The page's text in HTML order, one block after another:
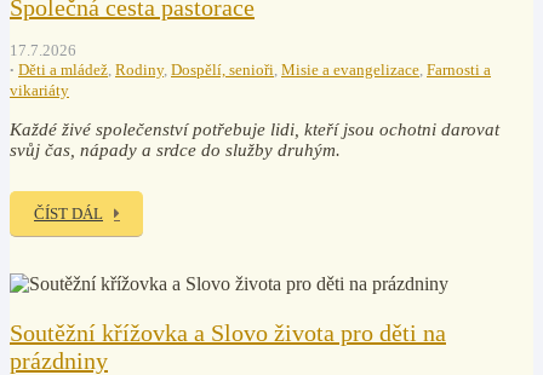
Společná cesta pastorace
17.7.2026
Děti a mládež, Rodiny, Dospělí, senioři, Misie a evangelizace, Farnosti a
vikariáty
Každé živé společenství potřebuje lidi, kteří jsou ochotni darovat
svůj čas, nápady a srdce do služby druhým.
ČÍST DÁL
Soutěžní křížovka a Slovo života pro děti na
prázdniny